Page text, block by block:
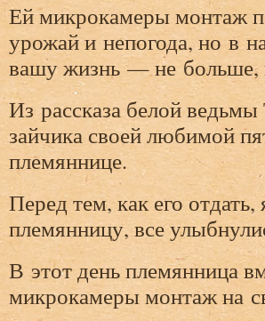
Ей микрокамеры монтаж
урожай и непогода, но в
вашу жизнь — не
Из рассказа белой
зайчика своей любимой
племяннице.
Перед тем, как его
племянницу, все
В этот день племянница
микрокамеры монтаж на